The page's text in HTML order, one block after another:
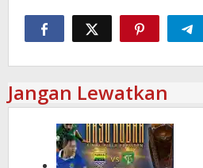
Jangan Lewatkan